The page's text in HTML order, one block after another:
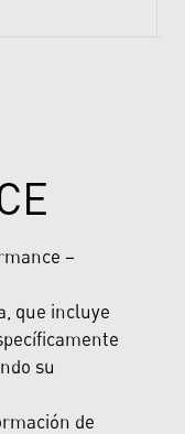
–
que incluye
su
de